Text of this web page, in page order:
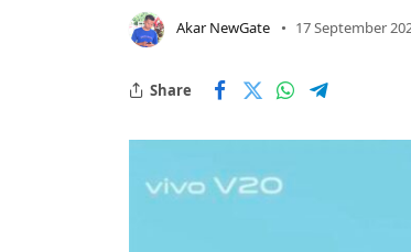
Akar NewGate 17 September
Share